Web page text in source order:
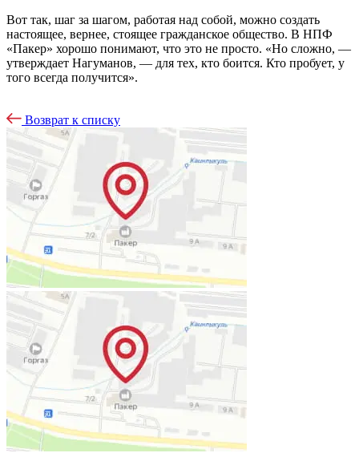
Вот так, шаг за шагом, работая над собой, можно создать
настоящее, вернее, стоящее гражданское обще­ство. В НПФ
«Пакер» хорошо пони­мают, что это не просто. «Но сложно, —
утверждает Нагуманов, — для тех, кто боится. Кто пробует, у
того всегда получится».
Возврат к списку